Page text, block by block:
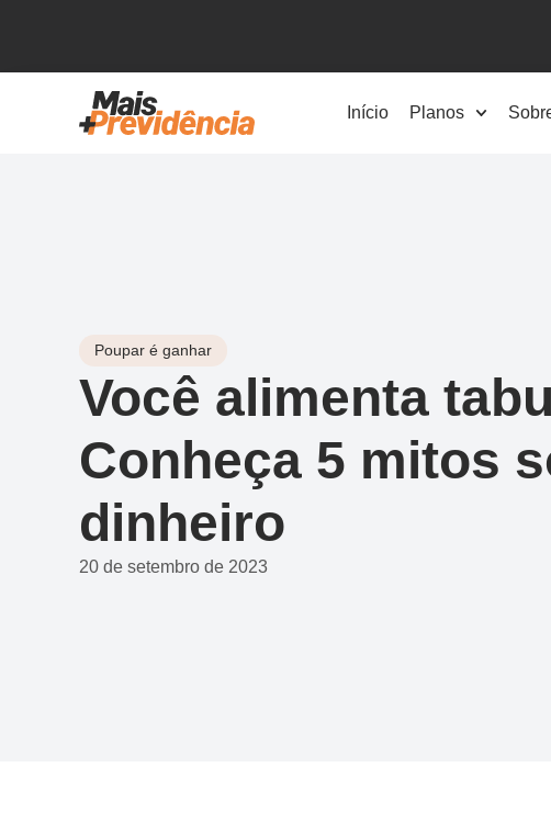
Início Planos
Poupar é ganhar
Você alimenta
Conheça 5 mitos
dinheiro
20 de setembro de 2023